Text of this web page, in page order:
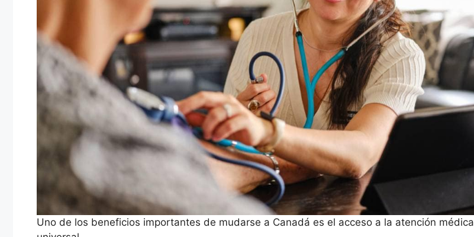
Uno de los beneficios importantes de mudarse a Canadá es el acceso a la atención médica